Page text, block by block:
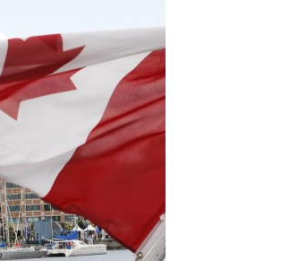
Source
Gitana Team
22 janvier 2025
0